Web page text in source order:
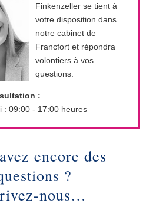
Finkenzeller se tient à
votre disposition dans
notre cabinet de
Francfort et répondra
volontiers à vos
questions.
:
: 09:00 - 17:00 heures
encore des
?
nous…